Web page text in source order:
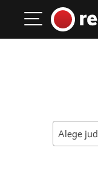
Main
Alege